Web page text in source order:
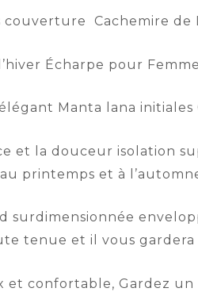
couverture Cachemire de
Écharpe pour
Manta lana initiales
et la douceur isolation
printemps et à
surdimensionnée
tenue et il vous
et confortable, Gardez